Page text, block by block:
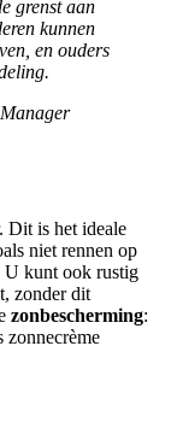
grenst aan
kunnen
en ouders
Dit is het ideale
niet rennen op
U kunt ook rustig
zonder dit
zonbescherming:
zonnecrème